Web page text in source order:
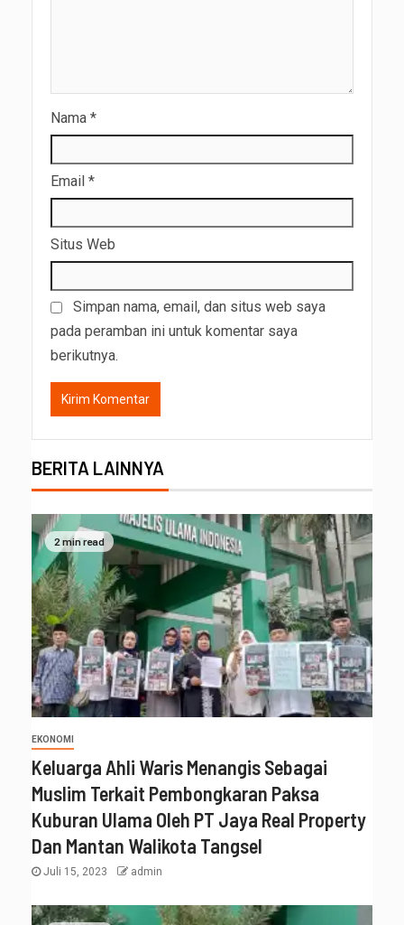
Nama *
Email *
Situs Web
Simpan nama, email, dan situs web saya
pada peramban ini untuk komentar saya
berikutnya.
BERITA LAINNYA
2 min read
EKONOMI
Keluarga Ahli Waris Menangis Sebagai
Muslim Terkait Pembongkaran Paksa
Kuburan Ulama Oleh PT Jaya Real Property
Dan Mantan Walikota Tangsel
Juli 15, 2023 admin